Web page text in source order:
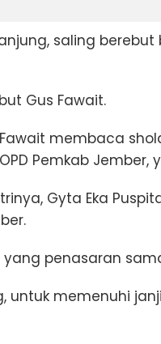
saling
Gus Fawait.
membaca
Pemkab Jember,
Gyta Eka
penasaran
untuk memenuhi